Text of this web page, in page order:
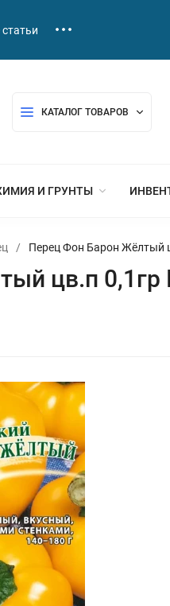
КАТАЛОГ ТОВАРОВ
И ГРУНТЫ
/ Перец Фон Барон Жёлтый
цв.п 0,1гр